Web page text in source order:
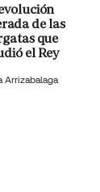
de las
que
el Rey
Arrizabalaga